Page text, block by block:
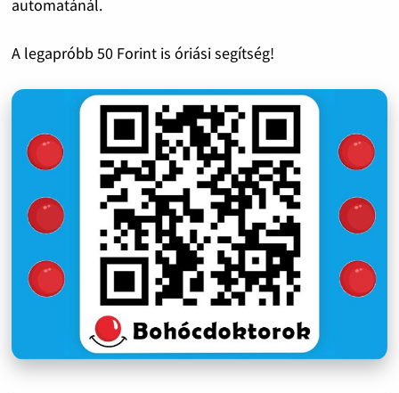
automatánál.
A legapróbb 50 Forint is óriási segítség!